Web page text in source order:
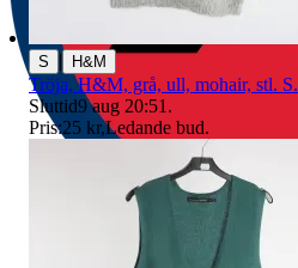
S | H&M
Tröja, H&M, grå, ull, mohair, stl. S.
Sluttid9 aug 20:51 .
Pris:25 kr,Ledande bud.